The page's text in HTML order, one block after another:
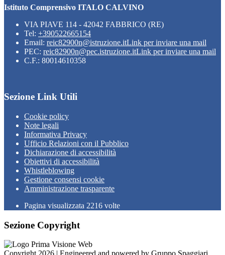
Istituto Comprensivo ITALO CALVINO
VIA PIAVE 114 - 42042 FABBRICO (RE)
Tel: +390522665154
Email: reic82900n@istruzione.itLink per inviare una mail
PEC: reic82900n@pec.istruzione.itLink per inviare una mail
C.F.: 80014610358
Sezione Link Utili
Cookie policy
Note legali
Informativa Privacy
Ufficio Relazioni con il Pubblico
Dichiarazione di accessibilità
Obiettivi di accessibilità
Whistleblowing
Gestione consensi cookie
Amministrazione trasparente
Pagina visualizzata 2216 volte
Sezione Copyright